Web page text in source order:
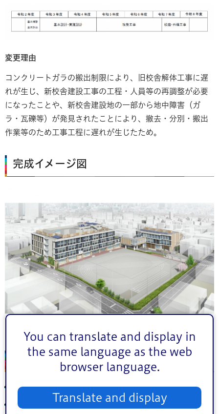
You can translate and display in
the same language as the web
browser language.
Translate and display
変更理由
コンクリートガラの搬出制限により、旧校舎解体工事に遅
れが生じ、新校舎建設工事の工程・人員等の再調整が必要
になったことや、新校舎建設地の一部から地中障害（ガ
ラ・瓦礫等）が発見されたことにより、撤去・分別・搬出
作業等のため工事工程に遅れが生じたため。
完成イメージ図
新校舎の概要
延床面積：8,503.42平方メートル
敷地面積：8,517.33平方メートル